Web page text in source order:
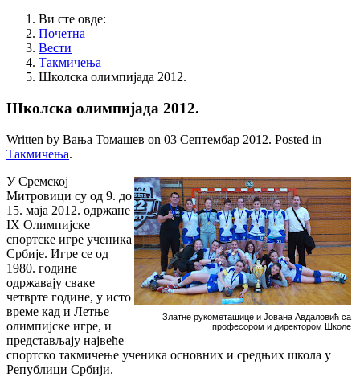
Ви сте овде:
Почетна
Вести
Такмичења
Школска олимпијада 2012.
Школска олимпијада 2012.
Written by Вања Томашев on 03 Септембар 2012. Posted in
Такмичења.
Златне рукометашице и Јована Авдаловић са
професором и директором Школе
У Сремској
Митровици су од 9. до
15. маја 2012. одржане
IX Олимпијске
спортске игре ученика
Србије. Игре се од
1980. године
одржавају сваке
четврте године, у исто
време кад и Летње
олимпијске игре, и
представљају највеће
спортско такмичење ученика основних и средњих школа у
Републици Србији.